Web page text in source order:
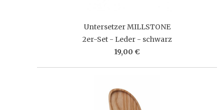
Untersetzer MILLSTONE
2er-Set - Leder - schwarz
19,00 €